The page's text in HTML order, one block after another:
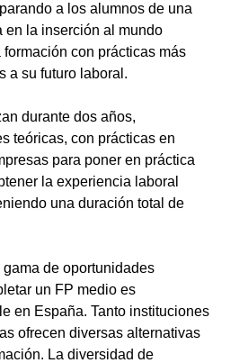
a los alumnos de una
en la inserción al mundo
formación con prácticas más
a su futuro laboral.
durante dos años,
teóricas, con prácticas en
para poner en práctica
la experiencia laboral
una duración total de
de oportunidades
un FP medio es
en España. Tanto instituciones
ofrecen diversas alternativas
La diversidad de